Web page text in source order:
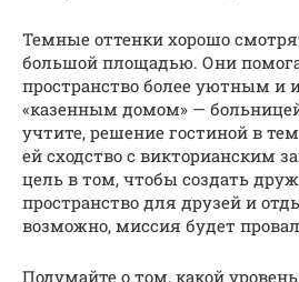
Темные оттенки хорошо
большой площадью. Они
пространство более уютным и
«казенным домом» —
учтите, решение гостиной в
ей сходство с викторианским
цель в том, чтобы создать
пространство для друзей и
возможно, миссия будет
Подумайте о том, какой